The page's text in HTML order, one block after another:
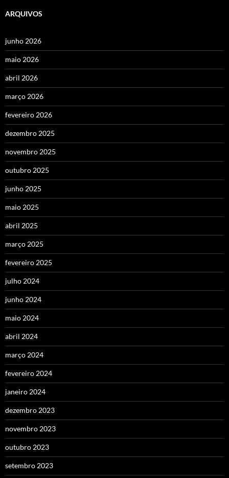
ARQUIVOS
junho 2026
maio 2026
abril 2026
março 2026
fevereiro 2026
dezembro 2025
novembro 2025
outubro 2025
junho 2025
maio 2025
abril 2025
março 2025
fevereiro 2025
julho 2024
junho 2024
maio 2024
abril 2024
março 2024
fevereiro 2024
janeiro 2024
dezembro 2023
novembro 2023
outubro 2023
setembro 2023